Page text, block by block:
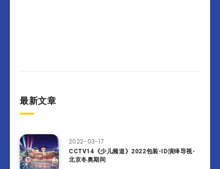
最新文章
2022-03-17
CCTV14《少儿频道》2022包装-ID演绎导视-
北京冬奥期间